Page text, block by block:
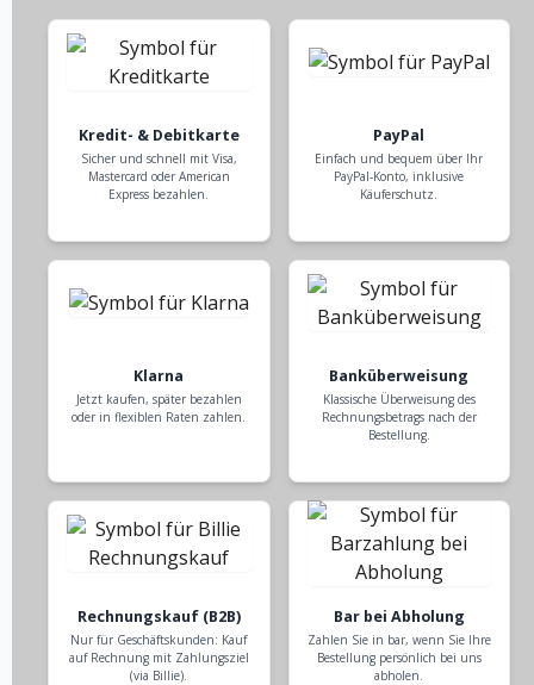
Kredit- & Debitkarte
Sicher und schnell mit Visa,
Mastercard oder American
Express bezahlen.
PayPal
Einfach und bequem über Ihr
PayPal-Konto, inklusive
Käuferschutz.
Klarna
Jetzt kaufen, später bezahlen
oder in flexiblen Raten zahlen.
Banküberweisung
Klassische Überweisung des
Rechnungsbetrags nach der
Bestellung.
Rechnungskauf (B2B)
Nur für Geschäftskunden: Kauf
auf Rechnung mit Zahlungsziel
(via Billie).
Bar bei Abholung
Zahlen Sie in bar, wenn Sie Ihre
Bestellung persönlich bei uns
abholen.